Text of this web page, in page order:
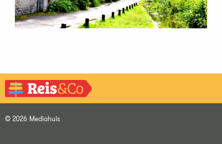
© 2026 Mediahuis